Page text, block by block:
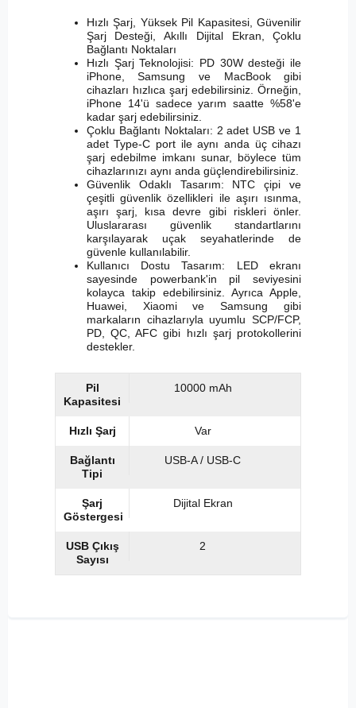
Hızlı Şarj, Yüksek Pil Kapasitesi, Güvenilir
Şarj Desteği, Akıllı Dijital Ekran, Çoklu
Bağlantı Noktaları
Hızlı Şarj Teknolojisi: PD 30W desteği ile
iPhone, Samsung ve MacBook gibi
cihazları hızlıca şarj edebilirsiniz. Örneğin,
iPhone 14'ü sadece yarım saatte %58'e
kadar şarj edebilirsiniz.
Çoklu Bağlantı Noktaları: 2 adet USB ve 1
adet Type-C port ile aynı anda üç cihazı
şarj edebilme imkanı sunar, böylece tüm
cihazlarınızı aynı anda güçlendirebilirsiniz.
Güvenlik Odaklı Tasarım: NTC çipi ve
çeşitli güvenlik özellikleri ile aşırı ısınma,
aşırı şarj, kısa devre gibi riskleri önler.
Uluslararası güvenlik standartlarını
karşılayarak uçak seyahatlerinde de
güvenle kullanılabilir.
Kullanıcı Dostu Tasarım: LED ekranı
sayesinde powerbank'in pil seviyesini
kolayca takip edebilirsiniz. Ayrıca Apple,
Huawei, Xiaomi ve Samsung gibi
markaların cihazlarıyla uyumlu SCP/FCP,
PD, QC, AFC gibi hızlı şarj protokollerini
destekler.
Pil
Kapasitesi
10000 mAh
Hızlı Şarj Var
Bağlantı
Tipi
USB-A / USB-C
Şarj
Göstergesi
Dijital Ekran
USB Çıkış
Sayısı
2